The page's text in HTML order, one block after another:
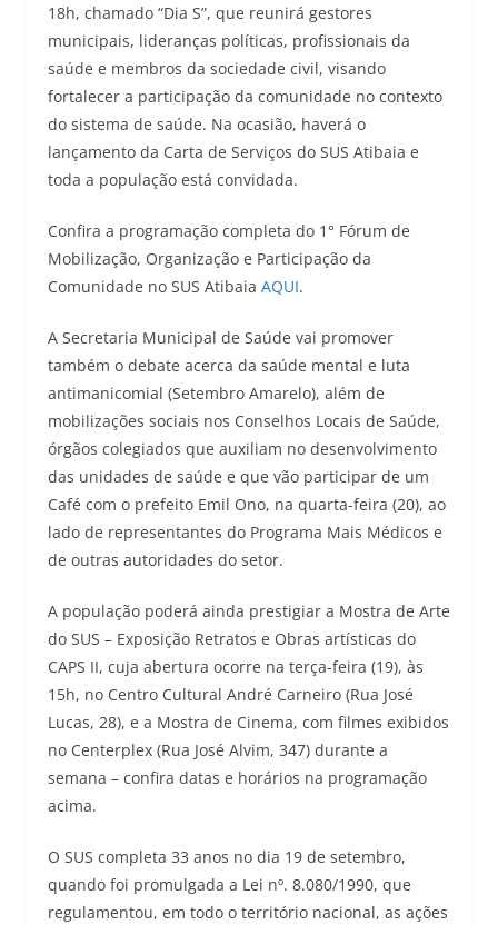
18h, chamado “Dia S”, que reunirá gestores
municipais, lideranças políticas, profissionais da
saúde e membros da sociedade civil, visando
fortalecer a participação da comunidade no contexto
do sistema de saúde. Na ocasião, haverá o
lançamento da Carta de Serviços do SUS Atibaia e
toda a população está convidada.
Confira a programação completa do 1° Fórum de
Mobilização, Organização e Participação da
Comunidade no SUS Atibaia AQUI.
A Secretaria Municipal de Saúde vai promover
também o debate acerca da saúde mental e luta
antimanicomial (Setembro Amarelo), além de
mobilizações sociais nos Conselhos Locais de Saúde,
órgãos colegiados que auxiliam no desenvolvimento
das unidades de saúde e que vão participar de um
Café com o prefeito Emil Ono, na quarta-feira (20), ao
lado de representantes do Programa Mais Médicos e
de outras autoridades do setor.
A população poderá ainda prestigiar a Mostra de Arte
do SUS – Exposição Retratos e Obras artísticas do
CAPS II, cuja abertura ocorre na terça-feira (19), às
15h, no Centro Cultural André Carneiro (Rua José
Lucas, 28), e a Mostra de Cinema, com filmes exibidos
no Centerplex (Rua José Alvim, 347) durante a
semana – confira datas e horários na programação
acima.
O SUS completa 33 anos no dia 19 de setembro,
quando foi promulgada a Lei nº. 8.080/1990, que
regulamentou, em todo o território nacional, as ações